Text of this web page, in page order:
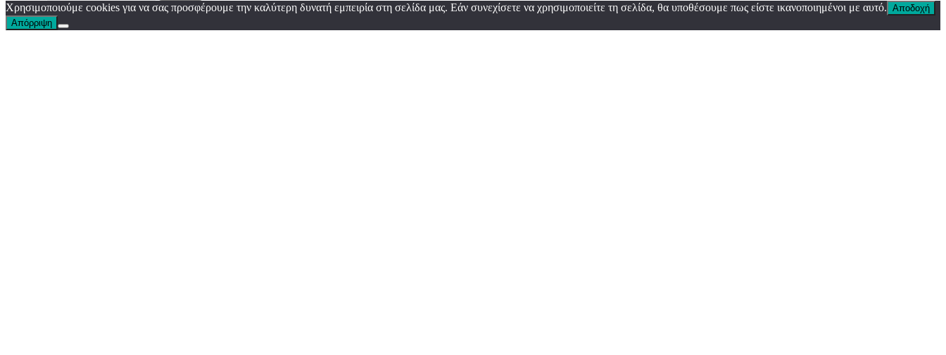
Χρησιμοποιούμε cookies για να σας προσφέρουμε την καλύτερη δυνατή εμπειρία στη σελίδα μας. Εάν συνεχίσετε να χρησιμοποιείτε τη σελίδα, θα υποθέσουμε πως είστε ικανοποιημένοι με αυτό. Αποδοχή
Απόρριψη